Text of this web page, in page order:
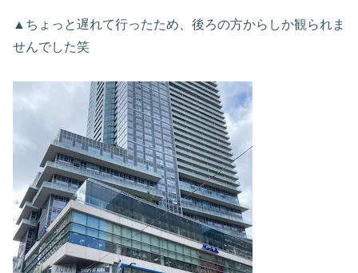
▲ちょっと遅れて行ったため、後ろの方からしか観られま
せんでした笑